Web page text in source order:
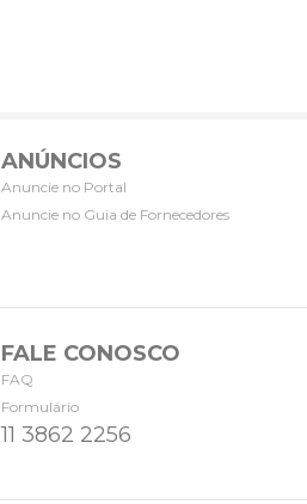
ANÚNCIOS
Anuncie no Portal
Anuncie no Guia de Fornecedores
FALE CONOSCO
FAQ
Formulário
11 3862 2256